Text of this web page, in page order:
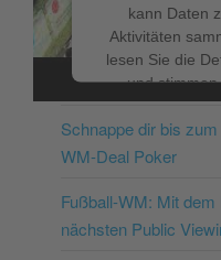
kann Daten
Aktivitäten
lesen Sie die
und stimmen
Nutzung des
dieses Video
Mehr
NEUESTE BEITRÄGE
Schnappe dir bis
WM-Deal Poker
Fußball-WM: Mit
nächsten Public